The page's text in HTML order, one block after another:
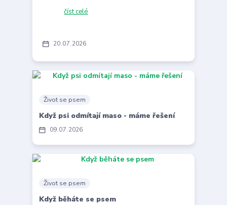
20 07 2026
číst celé
09 07 2026
Život se psem
Když psi odmítají maso - máme řešení
Život se psem
Když běháte se psem